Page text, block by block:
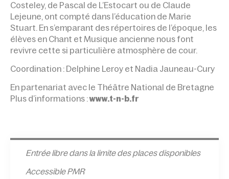
Costeley, de Pascal de L’Estocart ou de Claude
Lejeune, ont compté dans l’éducation de Marie
Stuart. En s’emparant des répertoires de l’époque, les
élèves en Chant et Musique ancienne nous font
revivre cette si particulière atmosphère de cour.
Coordination : Delphine Leroy et Nadia Jauneau-Cury
En partenariat avec le Théâtre National de Bretagne
Plus d’informations :www.t-n-b.fr
Entrée libre dans la limite des places disponibles
Accessible PMR